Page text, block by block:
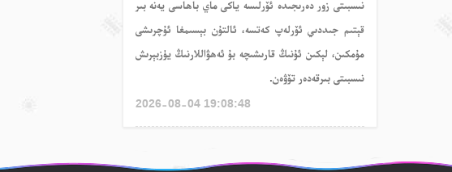
نىسبىتى زور دەرىجىدە ئۆرلىسە ياكى ماي باھاسى يەنە بىر
قېتىم جىددىي ئۆرلەپ كەتسە، ئالتۇن بېسىمغا ئۇچرىشى
مۇمكىن، لېكىن ئۇنىڭ قارىشىچە بۇ ئەھۋاللارنىڭ يۈزبېرىش
نىسبىتى بىرقەدەر تۆۋەن.
2026-08-04 19:08:48